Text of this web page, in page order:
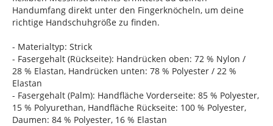
Handumfang direkt unter den Fingerknöcheln, um deine
richtige Handschuhgröße zu finden.
- Materialtyp: Strick
- Fasergehalt (Rückseite): Handrücken oben: 72 % Nylon /
28 % Elastan, Handrücken unten: 78 % Polyester / 22 %
Elastan
- Fasergehalt (Palm): Handfläche Vorderseite: 85 % Polyester,
15 % Polyurethan, Handfläche Rückseite: 100 % Polyester,
Daumen: 84 % Polyester, 16 % Elastan